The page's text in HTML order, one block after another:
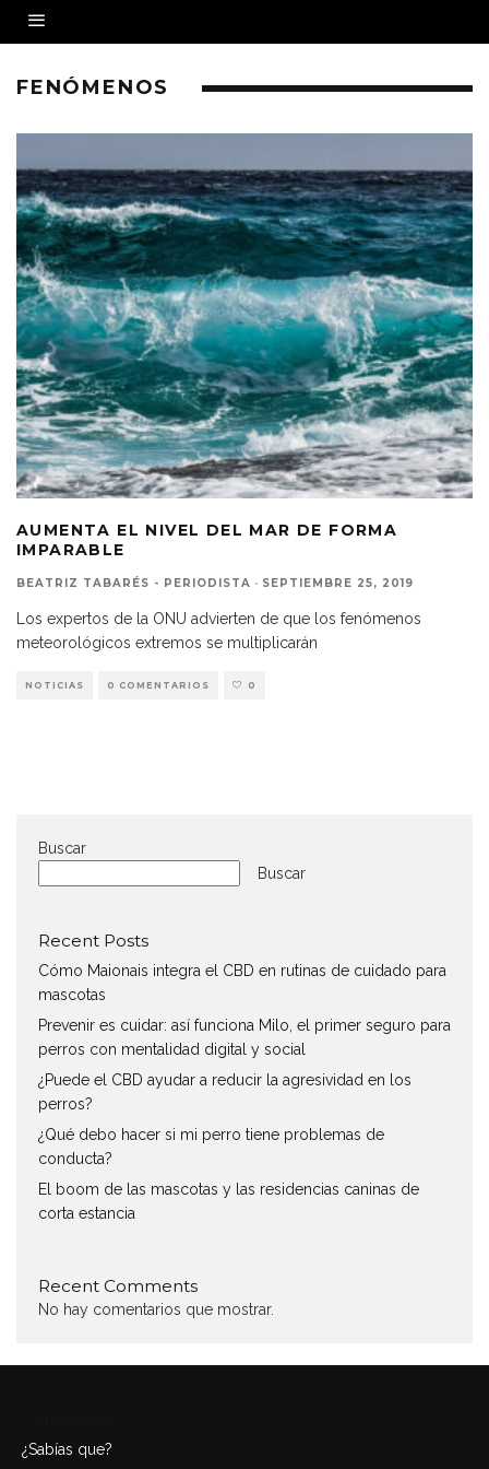
FENÓMENOS
AUMENTA EL NIVEL DEL MAR DE FORMA
IMPARABLE
BEATRIZ TABARÉS - PERIODISTA · SEPTIEMBRE 25, 2019
Los expertos de la ONU advierten de que los fenómenos
meteorológicos extremos se multiplicarán
NOTICIAS 0 COMENTARIOS 0
Buscar
Buscar
Recent Posts
Cómo Maionais integra el CBD en rutinas de cuidado para
mascotas
Prevenir es cuidar: así funciona Milo, el primer seguro para
perros con mentalidad digital y social
¿Puede el CBD ayudar a reducir la agresividad en los
perros?
¿Qué debo hacer si mi perro tiene problemas de
conducta?
El boom de las mascotas y las residencias caninas de
corta estancia
Recent Comments
No hay comentarios que mostrar.
¿Sabías que?